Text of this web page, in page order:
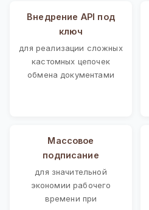
Внедрение API под
ключ
для реализации сложных
кастомных цепочек
обмена документами
Массовое
подписание
для значительной
экономии рабочего
времени при